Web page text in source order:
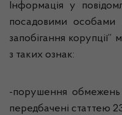
Інформація у
посадовими особами
запобігання
з таких ознак:
-порушення
передбачені статтею